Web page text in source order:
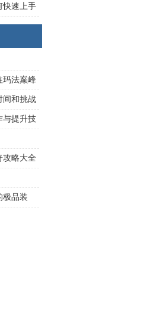
快速上手
玛法巅峰
间和挑战
与提升技
攻略大全
极品装